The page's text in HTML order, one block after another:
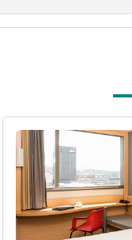
Visualizza dettagli